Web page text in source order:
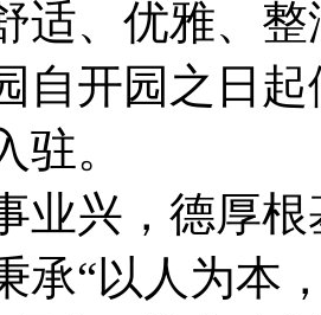
适、优雅、
自开园之日
驻。
兴，德厚根
承“以人为本